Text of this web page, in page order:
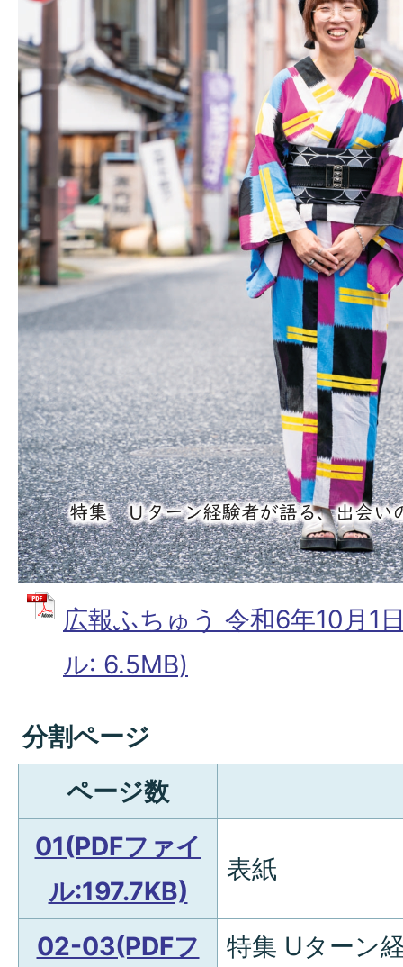
広報ふちゅう 令和6年10月1
ル: 6.5MB)
分割ページ
ページ数
01(PDFファイ
ル:197.7KB)
表紙
02-03(PDFフ
特集 Uターン